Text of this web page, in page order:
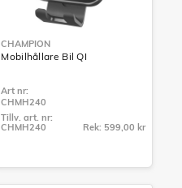
CHAMPION
Mobilhållare Bil QI
Art nr:
CHMH240
Tillv. art. nr:
CHMH240
Rek: 599,00 kr